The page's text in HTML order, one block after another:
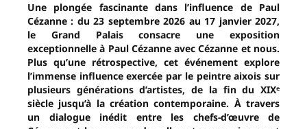
Une plongée fascinante dans l’influence de Paul
Cézanne : du 23 septembre 2026 au 17 janvier 2027,
le Grand Palais consacre une exposition
exceptionnelle à Paul Cézanne avec Cézanne et nous.
Plus qu’une rétrospective, cet événement explore
l’immense influence exercée par le peintre aixois sur
plusieurs générations d’artistes, de la fin du XIXᵉ
siècle jusqu’à la création contemporaine. À travers
un dialogue inédit entre les chefs-d’œuvre de